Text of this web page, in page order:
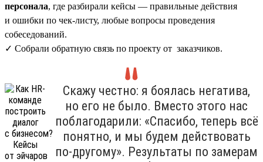
персонала, где разбирали кейсы — правильные действия
и ошибки по чек-листу, любые вопросы проведения
собеседований.
✓ Собрали обратную связь по проекту от заказчиков.
Скажу честно: я боялась негатива,
но его не было. Вместо этого нас
поблагодарили: «Спасибо, теперь всё
понятно, и мы будем действовать
по-другому». Результаты по замерам